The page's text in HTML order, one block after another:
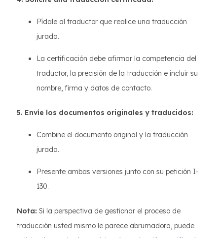
Pídale al traductor que realice una traducción
jurada.
La certificación debe afirmar la competencia del
traductor, la precisión de la traducción e incluir su
nombre, firma y datos de contacto.
5. Envíe los documentos originales y traducidos:
Combine el documento original y la traducción
jurada.
Presente ambas versiones junto con su petición I-
130.
Nota: Si la perspectiva de gestionar el proceso de
traducción usted mismo le parece abrumadora, puede